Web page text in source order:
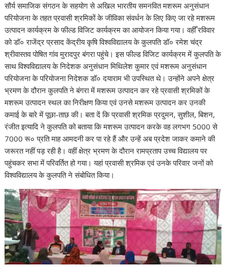
सौर्य समाजिक संगठन के सहयोग से अखिल भारतीय समनवित मशरूम अनुसंधान
परियोजना के तहत प्रवासी श्रमिकों के जीविका संवर्धन के लिए किए जा रहे मशरूम
उत्पादन कार्यक्रम के फील्ड विजिट कार्यक्रम का आयोजन किया गया। वहीँ रविवार
को डॉ० राजेंद्र प्रसाद केंद्रीय कृषि विश्वविद्यालय के कुलपति डॉ० रमेश चंद्र
श्रीवास्तव पोषित गांव मुरादपुर बंगरा पहुंचे। इस फील्ड विजिट कार्यक्रम में कुलपति के
साथ विश्वविद्यालय के निदेशक अनुसंधान मिथिलेश कुमार एवं मशरूम अनुसंधान
परियोजना के परियोजना निदेशक डॉ० दयाराम भी उपस्थित थे। उन्होंने अपने क्षेत्र
भ्रमण के दौरान कुलपति ने बंगरा में मशरूम उत्पादन कर रहे प्रवासी श्रमिकों के
मशरूम उत्पादन स्थल का निरीक्षण किया एवं उनसे मशरूम उत्पादन कर उनकी
कमाई के बारे में पूछा-ताछ की। बता दें कि प्रवासी श्रमिक प्रदुमन, सुशील, बिशन,
रंजीत इत्यादि ने कुलपति को बताया कि मशरूम उत्पादन करके वह लगभग 5000 से
7000 रू० प्रति माह आमदनी कर पा रहे हैं और उन्हें अब प्रदेश जाकर कमाने की
जरूरत नहीं पड़ रही है। वहीं क्षेत्र भ्रमण के दौरान रामप्रताप उच्च विद्यालय पर
पहुंचकर सभा में परिवर्तित हो गया। यहां प्रवासी श्रमिक एवं उनके परिवार जनों को
विश्वविद्यालय के कुलपति ने संबोधित किया।